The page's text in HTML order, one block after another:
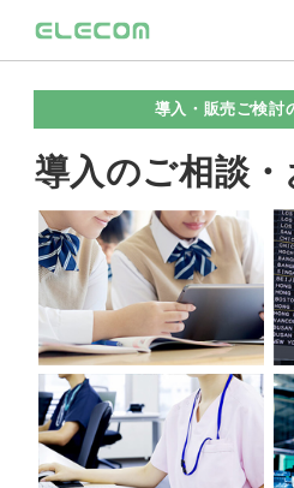
導入・販売ご検討
導入のご相談